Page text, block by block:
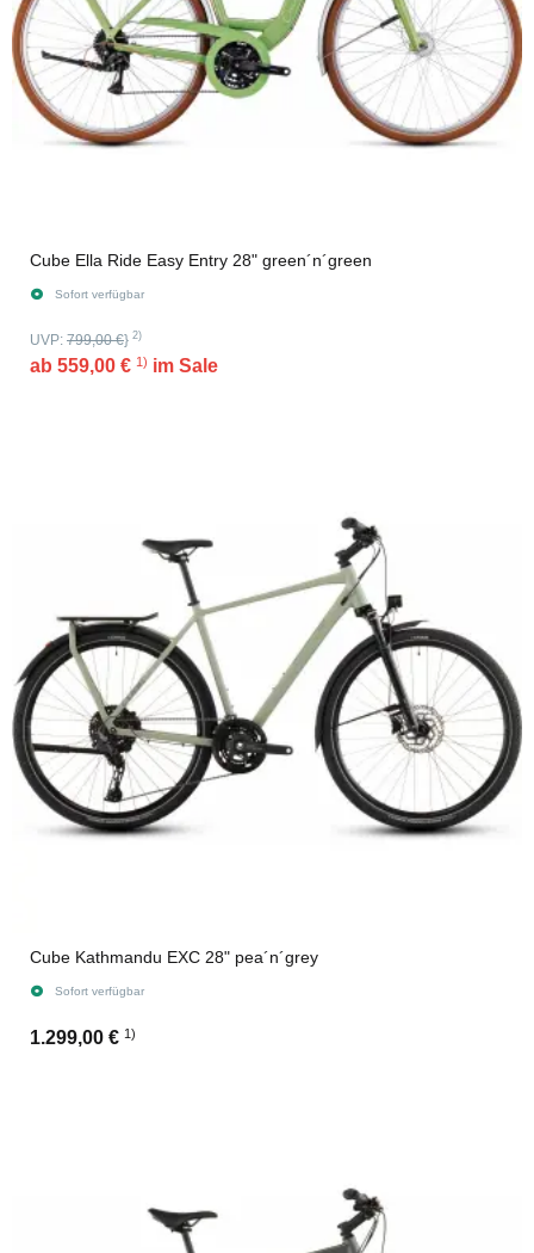
Cube Ella Ride Easy Entry 28" green´n´green
Sofort verfügbar
UVP: 799,00 €} 2)
ab 559,00 € 1) im Sale
Cube Kathmandu EXC 28" pea´n´grey
Sofort verfügbar
1.299,00 € 1)